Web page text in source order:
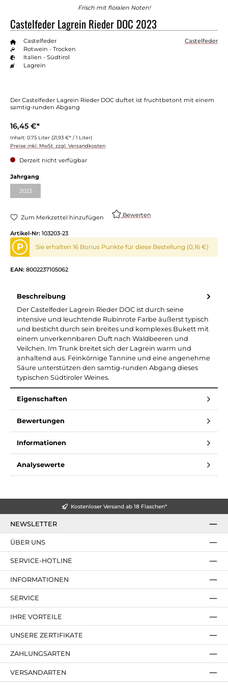
Frisch mit floralen Noten!
Castelfeder Lagrein Rieder DOC 2023
Castelfeder
Castelfeder
Rotwein - Trocken
Italien - Südtirol
Lagrein
Der Castelfeder Lagrein Rieder DOC duftet ist fruchtbetont mit einem
samtig-runden Abgang
16,45 €*
Inhalt: 0.75 Liter (21,93 €* / 1 Liter)
Preise inkl. MwSt. zzgl. Versandkosten
Derzeit nicht verfügbar
Jahrgang
2023(Diese Option ist zurzeit nicht verfügbar.)
Zum Merkzettel hinzufügen Bewerten
Artikel-Nr: 103203-23
P Sie erhalten 16 Bonus Punkte für diese Bestellung (0,16 €)
EAN: 8002237105062
Beschreibung
Der Castelfeder Lagrein Rieder DOC ist durch seine
intensive und leuchtende Rubinrote Farbe äußerst typisch
und besticht durch sein breites und komplexes Bukett mit
einem unverkennbaren Duft nach Waldbeeren und
Veilchen. Im Trunk breitet sich der Lagrein warm und
anhaltend aus. Feinkörnige Tannine und eine angenehme
Säure unterstützen den samtig-runden Abgang dieses
typischen Südtiroler Weines.
Eigenschaften
Bewertungen
Informationen
Analysewerte
Kostenloser Versand ab 18 Flaschen*
NEWSLETTER
SERVICE-HOTLINE
IHRE VORTEILE
ZAHLUNGSARTEN
ÜBER UNS
UNSERE ZERTIFIKATE
INFORMATIONEN
SERVICE
VERSANDARTEN